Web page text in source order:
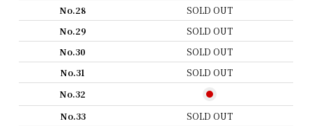
No.28
SOLD OUT
No.29
SOLD OUT
No.30
SOLD OUT
No.31
SOLD OUT
No.32
No.33
SOLD OUT